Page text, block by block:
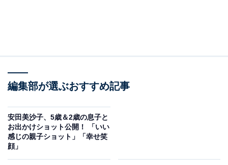
編集部が選ぶおすすめ記事
安田美沙子、5歳＆2歳の息子と
お出かけショット公開！ 「いい
感じの親子ショット」「幸せ笑
顔」